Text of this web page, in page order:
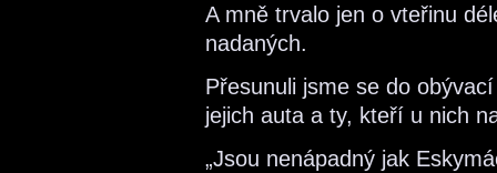
A mně trvalo jen o vteřinu
nadaných.
Přesunuli jsme se do
jejich auta a ty, kteří u nich
„Jsou nenápadný jak